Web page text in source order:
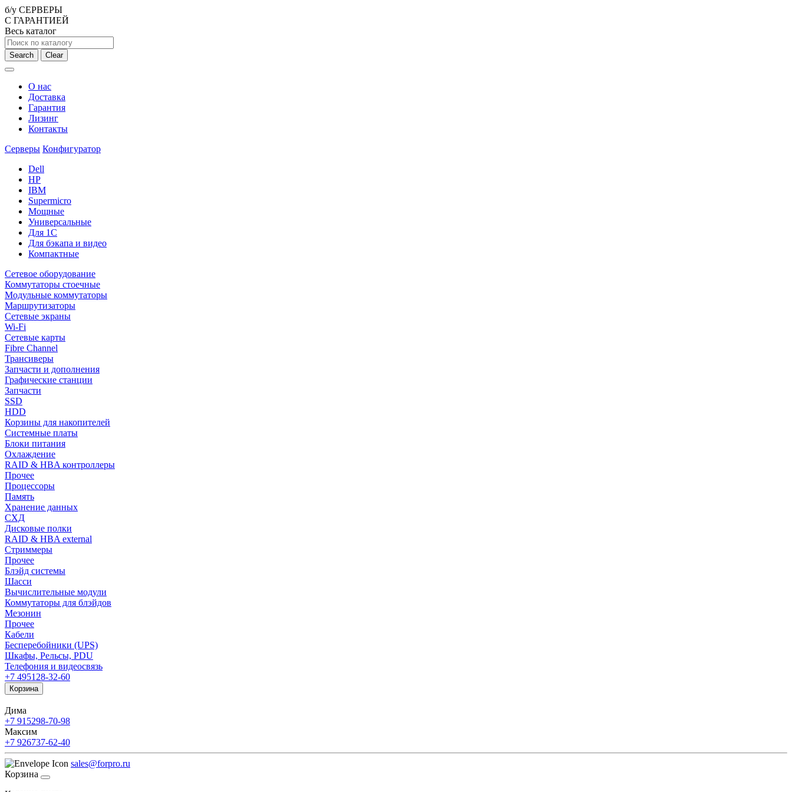
б/у СЕРВЕРЫ
С ГАРАНТИЕЙ
Весь каталог
Search Clear
О нас
Доставка
Гарантия
Лизинг
Контакты
Серверы Конфигуратор
Dell
HP
IBM
Supermicro
Мощные
Универсальные
Для 1С
Для бэкапа и видео
Компактные
Сетевое оборудование
Коммутаторы стоечные
Модульные коммутаторы
Маршрутизаторы
Сетевые экраны
Wi-Fi
Сетевые карты
Fibre Channel
Трансиверы
Запчасти и дополнения
Графические станции
Запчасти
SSD
HDD
Корзины для накопителей
Системные платы
Блоки питания
Охлаждение
RAID & HBA контроллеры
Прочее
Процессоры
Память
Хранение данных
СХД
Дисковые полки
RAID & HBA external
Стриммеры
Прочее
Блэйд системы
Шасси
Вычислительные модули
Коммутаторы для блэйдов
Мезонин
Прочее
Кабели
Бесперебойники (UPS)
Шкафы, Рельсы, PDU
Телефония и видеосвязь
+7 495128-32-60
Корзина
Дима
+7 915298-70-98
Максим
+7 926737-62-40
sales@forpro.ru
Корзина